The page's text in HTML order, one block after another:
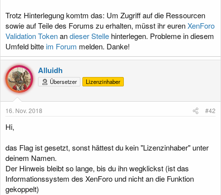
Trotz Hinterlegung komtm das: Um Zugriff auf die Ressourcen
sowie auf Teile des Forums zu erhalten, müsst ihr eurenXenForo
Validation Tokenandieser Stelle hinterlegen. Probleme in diesem
Umfeld bitte im Forum melden. Danke!
Alluidh
Übersetzer Lizenzinhaber
16. Nov. 2018 #42
Hi,
das Flag ist gesetzt, sonst hättest du kein "Lizenzinhaber" unter
deinem Namen.
Der Hinweis bleibt so lange, bis du ihn wegklickst (ist das
Informationssystem des XenForo und nicht an die Funktion
gekoppelt)